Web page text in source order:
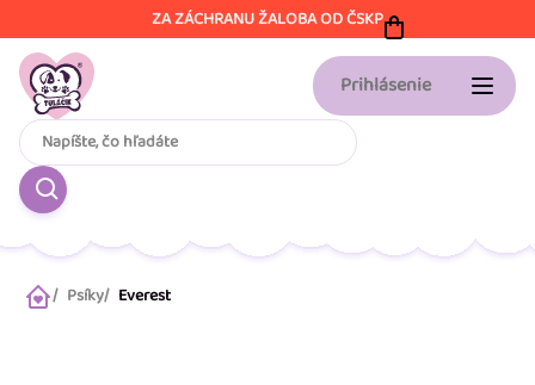
na
obsah
ZA ZÁCHRANU ŽALOBA OD ČSKP
Prihlásenie
DomovPsíky Everest